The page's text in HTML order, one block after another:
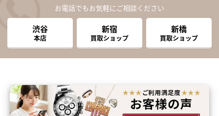
お電話でもお気軽にご相談ください
渋谷
本店
新宿
買取ショップ
新橋
買取ショップ